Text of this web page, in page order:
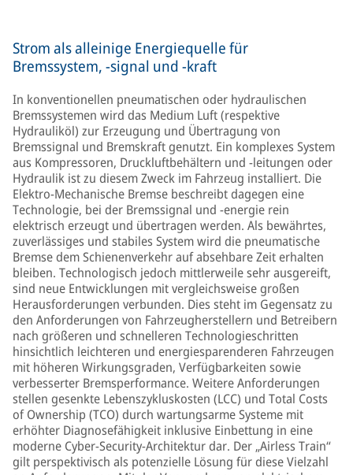
Strom als alleinige Energiequelle für
Bremssystem, -signal und -kraft
In konventionellen pneumatischen oder hydraulischen
Bremssystemen wird das Medium Luft (respektive
Hydrauliköl) zur Erzeugung und Übertragung von
Bremssignal und Bremskraft genutzt. Ein komplexes System
aus Kompressoren, Druckluftbehältern und -leitungen oder
Hydraulik ist zu diesem Zweck im Fahrzeug installiert. Die
Elektro-Mechanische Bremse beschreibt dagegen eine
Technologie, bei der Bremssignal und -energie rein
elektrisch erzeugt und übertragen werden. Als bewährtes,
zuverlässiges und stabiles System wird die pneumatische
Bremse dem Schienenverkehr auf absehbare Zeit erhalten
bleiben. Technologisch jedoch mittlerweile sehr ausgereift,
sind neue Entwicklungen mit vergleichsweise großen
Herausforderungen verbunden. Dies steht im Gegensatz zu
den Anforderungen von Fahrzeugherstellern und Betreibern
nach größeren und schnelleren Technologieschritten
hinsichtlich leichteren und energiesparenderen Fahrzeugen
mit höheren Wirkungsgraden, Verfügbarkeiten sowie
verbesserter Bremsperformance. Weitere Anforderungen
stellen gesenkte Lebenszykluskosten (LCC) und Total Costs
of Ownership (TCO) durch wartungsarme Systeme mit
erhöhter Diagnosefähigkeit inklusive Einbettung in eine
moderne Cyber-Security-Architektur dar. Der „Airless Train“
gilt perspektivisch als potenzielle Lösung für diese Vielzahl